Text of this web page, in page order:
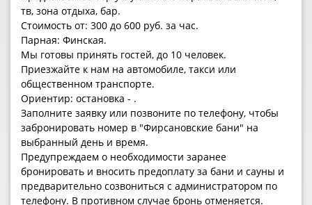
тв, зона отдыха, бар.
Стоимость от: 300 до 600 руб. за час.
Парная: Финская.
Мы готовы принять гостей, до 10 человек.
Приезжайте к нам на автомобиле, такси или
общественном транспорте.
Ориентир: остановка - .
Заполните заявку или позвоните по телефону, чтобы
забронировать номер в "Фирсановские бани" на
выбранный день и время.
Предупреждаем о необходимости заранее
бронировать и вносить предоплату за бани и сауны и
предварительно созвониться с администратором по
телефону. В противном случае бронь отменяется.